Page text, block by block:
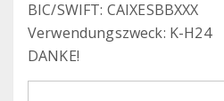
BIC/SWIFT: CAIXESBBXXX
Verwendungszweck: K-H24
DANKE!